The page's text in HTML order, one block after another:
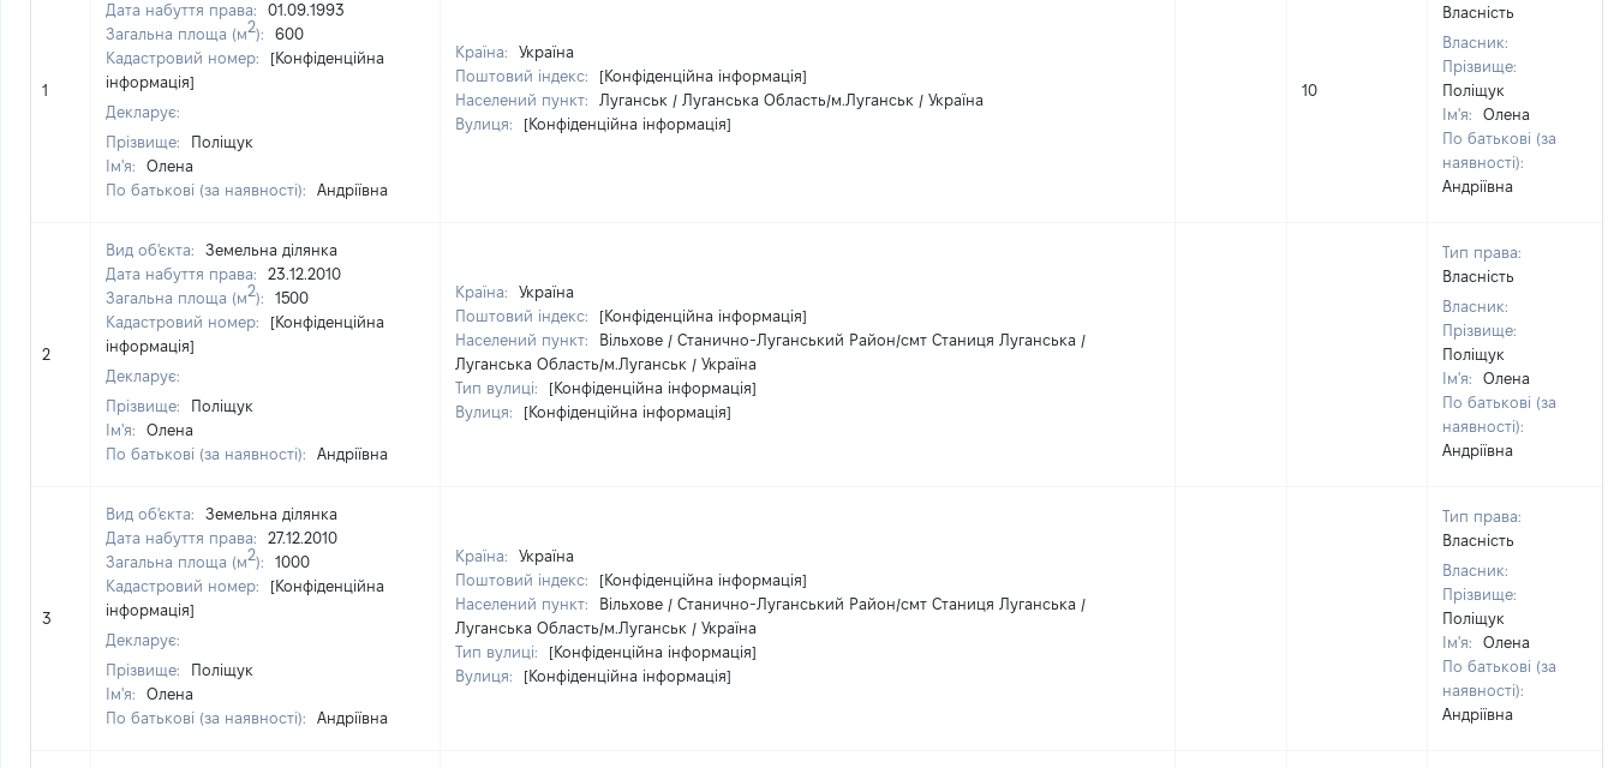
1
Дата набуття права:
01.09.1993
Загальна площа (м2):
600
Кадастровий номер:
[Конфіденційна
інформація]
Декларує:
Прізвище:
Поліщук
Ім'я:
Олена
По батькові (за наявності):
Андріївна
Країна:
Україна
Поштовий індекс:
[Конфіденційна інформація]
Населений пункт:
Луганськ / Луганська Область/м.Луганськ / Україна
Вулиця:
[Конфіденційна інформація]
10
Власність
Власник:
Прізвище:
Поліщук
Ім'я:
Олена
По батькові (за
наявності):
Андріївна
2
Вид об'єкта:
Земельна ділянка
Дата набуття права:
23.12.2010
Загальна площа (м2):
1500
Кадастровий номер:
[Конфіденційна
інформація]
Декларує:
Прізвище:
Поліщук
Ім'я:
Олена
По батькові (за наявності):
Андріївна
Країна:
Україна
Поштовий індекс:
[Конфіденційна інформація]
Населений пункт:
Вільхове / Станично-Луганський Район/смт Станиця Луганська /
Луганська Область/м.Луганськ / Україна
Тип вулиці:
[Конфіденційна інформація]
Вулиця:
[Конфіденційна інформація]
Тип права:
Власність
Власник:
Прізвище:
Поліщук
Ім'я:
Олена
По батькові (за
наявності):
Андріївна
3
Вид об'єкта:
Земельна ділянка
Дата набуття права:
27.12.2010
Загальна площа (м2):
1000
Кадастровий номер:
[Конфіденційна
інформація]
Декларує:
Прізвище:
Поліщук
Ім'я:
Олена
По батькові (за наявності):
Андріївна
Країна:
Україна
Поштовий індекс:
[Конфіденційна інформація]
Населений пункт:
Вільхове / Станично-Луганський Район/смт Станиця Луганська /
Луганська Область/м.Луганськ / Україна
Тип вулиці:
[Конфіденційна інформація]
Вулиця:
[Конфіденційна інформація]
Тип права:
Власність
Власник:
Прізвище:
Поліщук
Ім'я:
Олена
По батькові (за
наявності):
Андріївна